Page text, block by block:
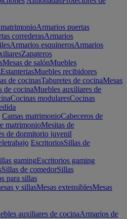
Armarios puertas
correderasArmarios
Armarios esquinerosArmarios
Zapateros
Mesas de salónMuebles
EstanteriasMuebles recibidores
de cocinasTaburetes de cocinaMesas
de cocinaMuebles auxiliares de
Cocinas modularesCocinas
Camas matrimonioCabeceros de
matrimonioMesitas de
de dormitorio juvenil
EscritoriosSillas de
gamingEscritorios gaming
Sillas de comedorSillas
para sillas
y sillasMesas extensiblesMesas
auxiliares de cocinaArmarios de